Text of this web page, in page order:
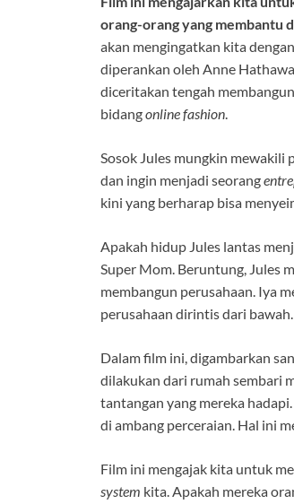
orang-orang yang membantu
akan mengingatkan kita
diperankan oleh Anne
diceritakan tengah
bidangonline fashion.
Sosok Jules mungkin mewakili
dan ingin menjadi seorang
kini yang berharap bisa
Apakah hidup Jules lantas
Super Mom. Beruntung, Jules
membangun perusahaan. Iya
perusahaan dirintis dari bawah.
Dalam film ini, digambarkan
dilakukan dari rumah sembari
tantangan yang mereka
di ambang perceraian. Hal ini
Film ini mengajak kita untuk
system kita. Apakah mereka